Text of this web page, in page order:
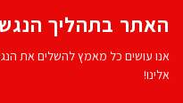
האתר בתהליך
אנו עושים כל מאמץ להשלים את
אלינו!